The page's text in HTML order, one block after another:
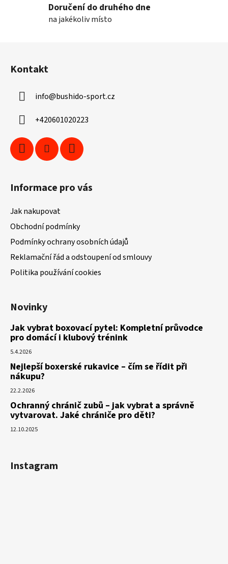
Doručení do druhého dne
na jakékoliv místo
Kontakt
info@bushido-sport.cz
+420601020223
Informace pro vás
Jak nakupovat
Obchodní podmínky
Podmínky ochrany osobních údajů
Reklamační řád a odstoupení od smlouvy
Politika používání cookies
Novinky
Jak vybrat boxovací pytel: Kompletní průvodce
pro domácí i klubový trénink
5.4.2026
Nejlepší boxerské rukavice – čím se řídit při
nákupu?
22.2.2026
Ochranný chránič zubů – jak vybrat a správně
vytvarovat. Jaké chrániče pro děti?
12.10.2025
Instagram